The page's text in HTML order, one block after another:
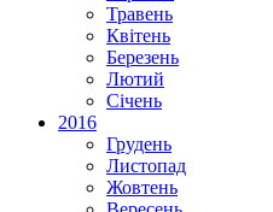
Травень
Квітень
Березень
Лютий
Січень
2016
Грудень
Листопад
Жовтень